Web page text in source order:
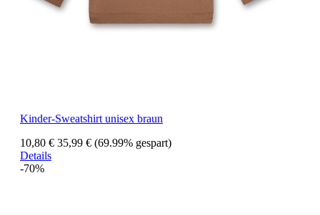
Kinder-Sweatshirt unisex braun
10,80 € 35,99 € (69.99% gespart)
Details
-70%